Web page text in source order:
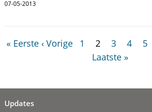
07-05-2013
« Eerste ‹ Vorige 1 2 3 4 5
Laatste »
Updates